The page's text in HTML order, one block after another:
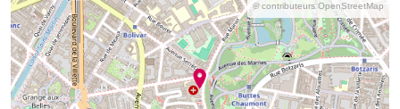
© contributeurs OpenStreetMap